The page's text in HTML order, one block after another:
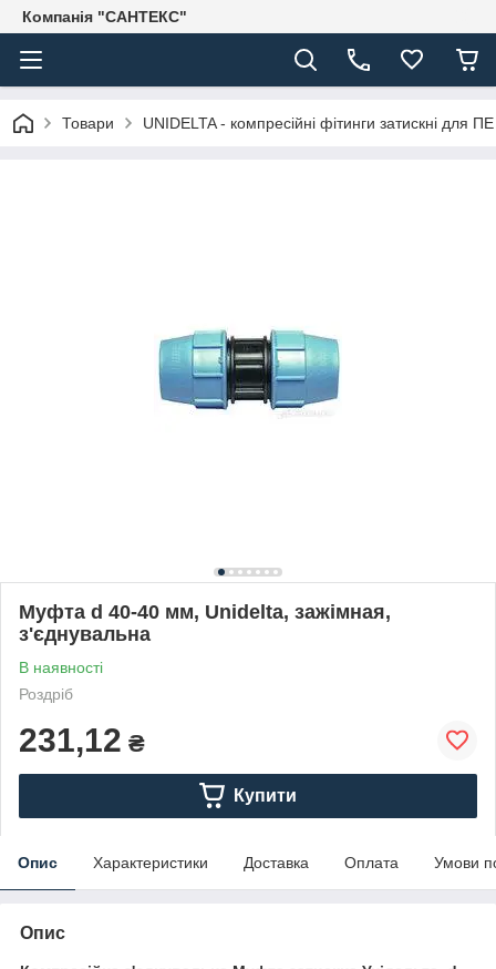
Компанія "САНТЕКС"
Товари UNIDELTA - компресійні фітинги затискні для
Муфта d 40-40 мм, Unidelta, зажімная,
з'єднувальна
В наявності
Роздріб
231,12 ₴
Купити
Опис Характеристики Доставка Оплата Умови
Опис